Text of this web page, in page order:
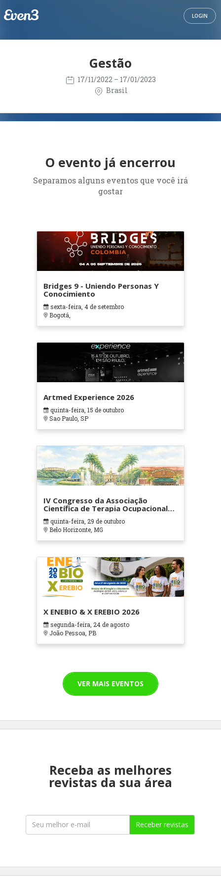
LOGIN
Gestão
17/11/2022 – 17/01/2023
Brasil
O evento já encerrou
Separamos alguns eventos que você irá
gostar
Bridges 9 - Uniendo Personas Y
Conocimiento
sexta-feira, 4 de setembro
Bogotá,
Artmed Experience 2026
quinta-feira, 15 de outubro
Sao Paulo, SP
IV Congresso da Associação
Científica de Terapia Ocupacional
em Contextos Hospitalares e
Cuidados Paliativos - ATOHOSP
quinta-feira, 29 de outubro
Belo Horizonte, MG
X ENEBIO & X EREBIO 2026
segunda-feira, 24 de agosto
João Pessoa, PB
VER MAIS EVENTOS
Receba as melhores
revistas da sua área
Receber revistas